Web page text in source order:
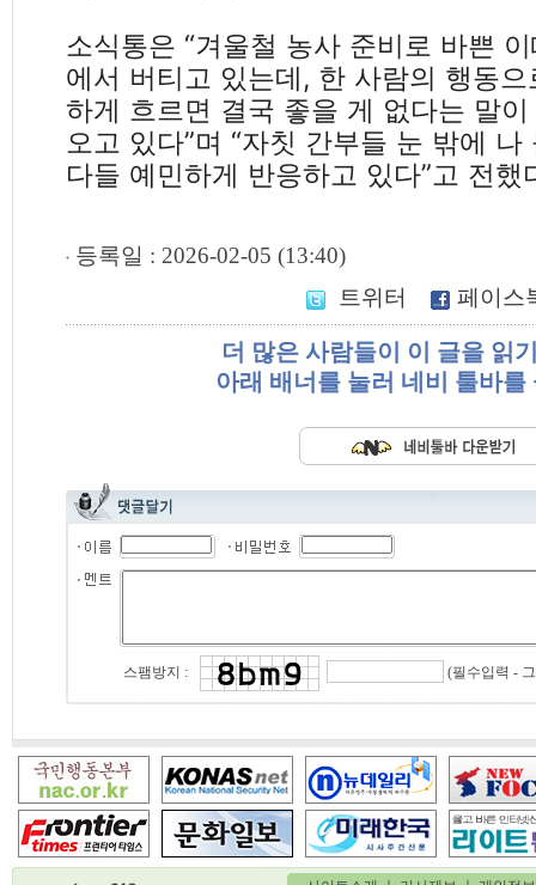
소식통은 “겨울철 농사 준비로 바쁜
에서 버티고 있는데, 한 사람의 행동
하게 흐르면 결국 좋을 게 없다는 말
오고 있다”며 “자칫 간부들 눈 밖에
다들 예민하게 반응하고 있다”고 전했
등록일 : 2026-02-05 (13:40)
트위터
페이스
더 많은 사람들이 이 글을 읽
아래 배너를 눌러 네비 툴바를
스팸방지 : (필수입력 -